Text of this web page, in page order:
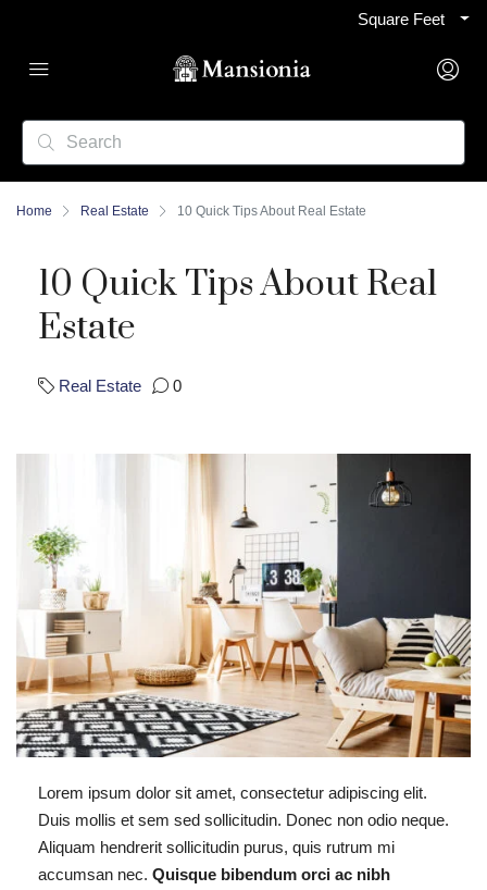
Square Feet
Home Real Estate 10 Quick Tips About Real Estate
10 Quick Tips About Real
Estate
Real Estate 0
Lorem ipsum dolor sit amet, consectetur adipiscing elit.
Duis mollis et sem sed sollicitudin. Donec non odio neque.
Aliquam hendrerit sollicitudin purus, quis rutrum mi
accumsan nec. Quisque bibendum orci ac nibh